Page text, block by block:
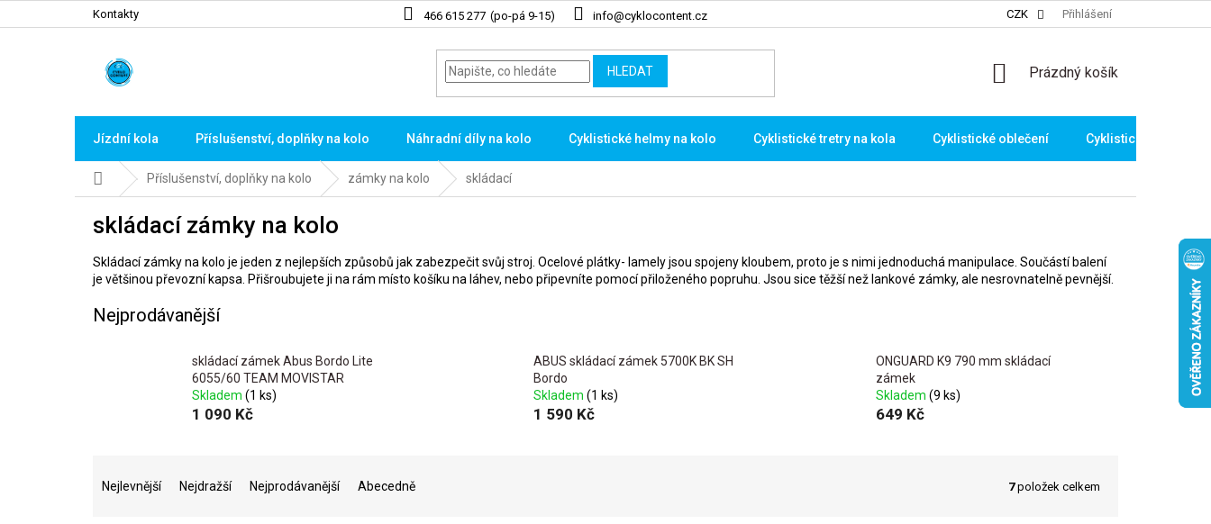
na
466 615 277 info@cyklocontent.cz
Kontakty CZK Přihlášení
HLEDAT
NÁKUPNÍ
Prázdný košík
Jízdní kola Příslušenství, doplňky na kolo Náhradní díly na kolo Cyklistické helmy na kolo Cyklistické tretry na kola Cyklistické oblečení Cyklistické brýle
Domů Příslušenství, doplňky na kolo zámky na kolo skládací
skládací zámky na kolo
Skládací zámky na kolo je jeden z nejlepších způsobů jak zabezpečit svůj stroj. Ocelové plátky- lamely jsou spojeny kloubem, proto je s nimi jednoduchá manipulace. Součástí balení
je většinou převozní kapsa. Přišroubujete ji na rám místo košíku na láhev, nebo připevníte pomocí přiloženého popruhu. Jsou sice těžší než lankové zámky, ale nesrovnatelně pevnější.
Nejprodávanější
skládací zámek Abus Bordo Lite
6055/60 TEAM MOVISTAR
Skladem (1 ks)
1 090 Kč
ABUS skládací zámek 5700K BK SH
Bordo
Skladem(1 ks)
1 590 Kč
ONGUARD K9 790 mm skládací
zámek
Skladem (9 ks)
649 Kč
Nejlevnější Nejdražší Nejprodávanější Abecedně 7položek celkem